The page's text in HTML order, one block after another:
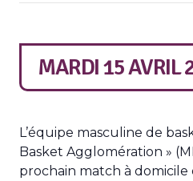
MARDI 15 AVRIL
L’équipe masculine de
Basket Agglomération »
prochain match à domicile